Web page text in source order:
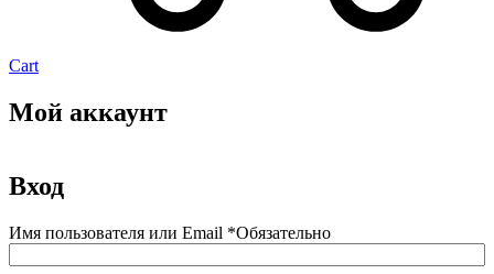
Cart
Мой аккаунт
Вход
Имя пользователя или Email *Обязательно